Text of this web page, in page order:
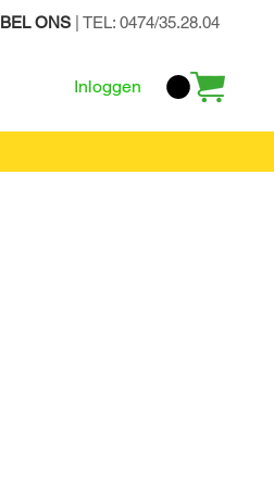
BEL ONS | TEL: 0474/35.28.04
Inloggen